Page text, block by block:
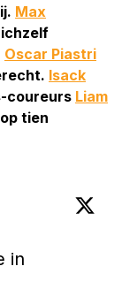
Max
Oscar Piastri
Isack
coureurs Liam
tien
in